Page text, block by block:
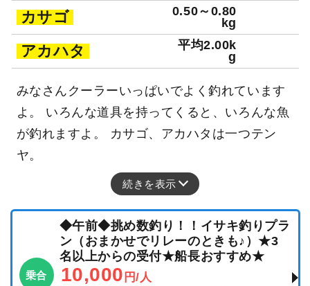
カサゴ
0.50～0.80
kg
アカハタ
平均2.00k
g
みなさんクーラーいっぱいでよく釣れています
よ。 いろんな道具を持ってくると、いろんな魚
が釣れますよ。 カサゴ、アカハタは一つテン
ヤ。
続きを表示
乗合
◆午前◆挑め数釣り！！イサキ釣りプラ
ン（おまかせでリレーのときも♪）★3
名以上からの受付★船長おすすめ★
10,000 円/人